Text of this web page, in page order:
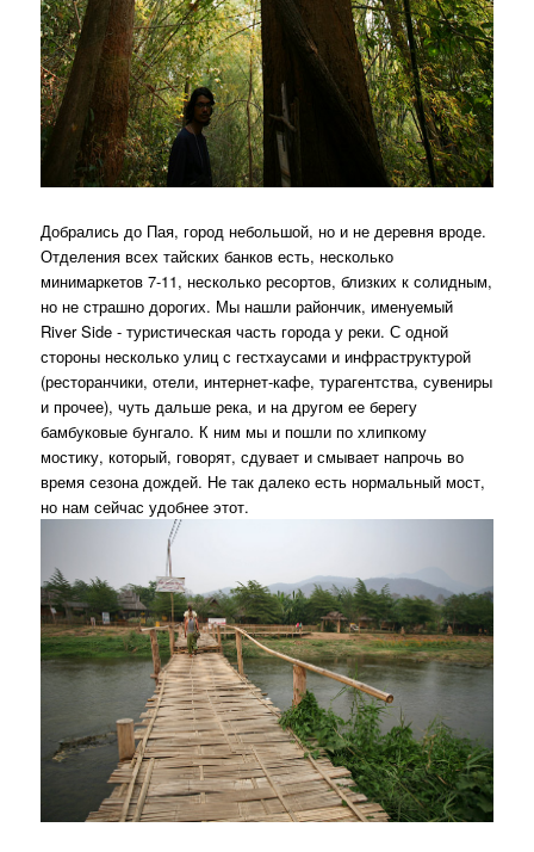
Добрались до Пая, город небольшой, но и не деревня вроде.
Отделения всех тайских банков есть, несколько
минимаркетов 7-11, несколько ресортов, близких к солидным,
но не страшно дорогих. Мы нашли райончик, именуемый
River Side - туристическая часть города у реки. С одной
стороны несколько улиц с гестхаусами и инфраструктурой
(ресторанчики, отели, интернет-кафе, турагентства, сувениры
и прочее), чуть дальше река, и на другом ее берегу
бамбуковые бунгало. К ним мы и пошли по хлипкому
мостику, который, говорят, сдувает и смывает напрочь во
время сезона дождей. Не так далеко есть нормальный мост,
но нам сейчас удобнее этот.